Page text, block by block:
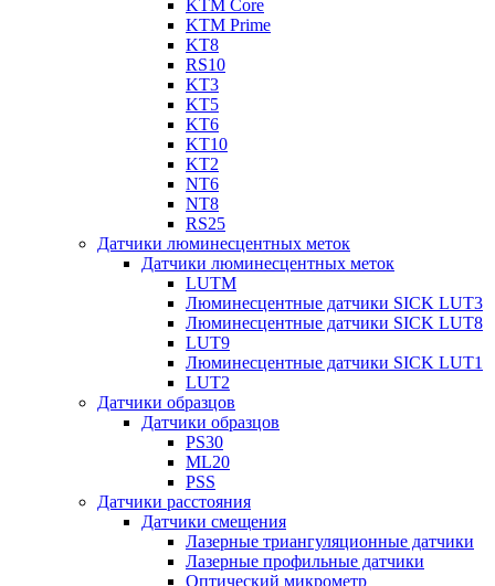
KTM Core
KTM Prime
KT8
RS10
KT3
KT5
KT6
KT10
KT2
NT6
NT8
RS25
Датчики люминесцентных меток
Датчики люминесцентных меток
LUTM
Люминесцентные датчики SICK LUT3
Люминесцентные датчики SICK LUT8
LUT9
Люминесцентные датчики SICK LUT1
LUT2
Датчики образцов
Датчики образцов
PS30
ML20
PSS
Датчики расстояния
Датчики смещения
Лазерные триангуляционные датчики
Лазерные профильные датчики
Оптический микрометр